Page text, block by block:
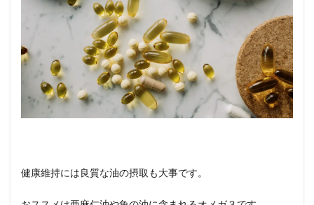
健康維持には良質な油の摂取も大事です。